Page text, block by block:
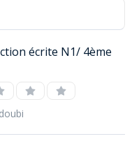
écrite N1/ 4ème